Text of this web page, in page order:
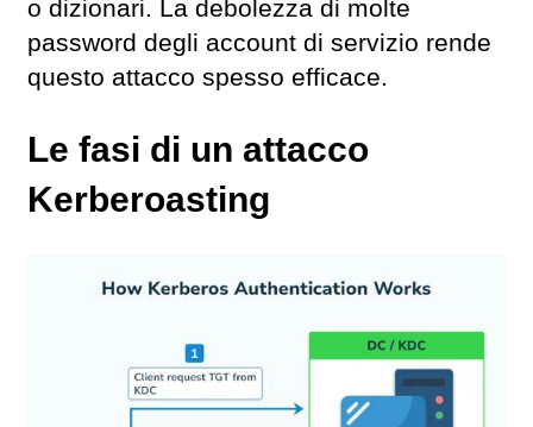
o dizionari. La debolezza di molte
password degli account di servizio rende
questo attacco spesso efficace.
Le fasi di un attacco
Kerberoasting